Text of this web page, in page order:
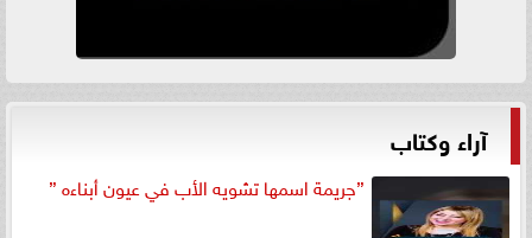
آراء وكتاب
”جريمة اسمها تشويه الأب في عيون أبناءه ”